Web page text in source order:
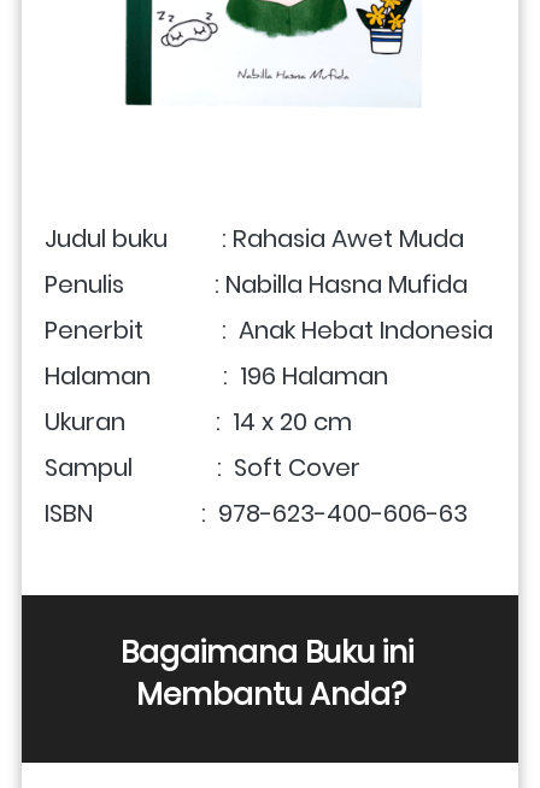
Judul buku         : Rahasia Awet Muda
Penulis               : Nabilla Hasna Mufida
Penerbit             :  Anak Hebat Indonesia
Halaman            :  196 Halaman
Ukuran               :  14 x 20 cm
Sampul              :  Soft Cover
ISBN                  :  978-623-400-606-63
Bagaimana Buku ini
Membantu Anda?